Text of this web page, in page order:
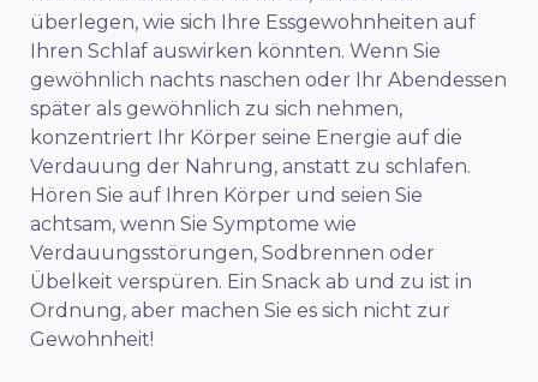
überlegen, wie sich Ihre Essgewohnheiten auf
Ihren Schlaf auswirken könnten. Wenn Sie
gewöhnlich nachts naschen oder Ihr Abendessen
später als gewöhnlich zu sich nehmen,
konzentriert Ihr Körper seine Energie auf die
Verdauung der Nahrung, anstatt zu schlafen.
Hören Sie auf Ihren Körper und seien Sie
achtsam, wenn Sie Symptome wie
Verdauungsstörungen, Sodbrennen oder
Übelkeit verspüren. Ein Snack ab und zu ist in
Ordnung, aber machen Sie es sich nicht zur
Gewohnheit!